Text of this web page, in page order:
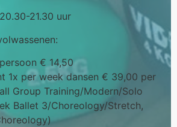
21.30 uur
€ 14,50
1x per week dansen € 39,00 per
Group Training/Modern/Solo
Ballet 3/Choreology/Stretch,